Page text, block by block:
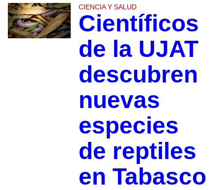
CIENCIA Y SALUD
Científicos
de la UJAT
descubren
nuevas
especies
de reptiles
en Tabasco